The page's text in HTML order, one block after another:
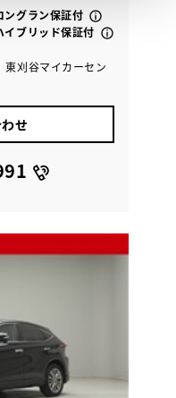
ングラン保証付
イブリッド保証付
刈谷マイカーセン
せ